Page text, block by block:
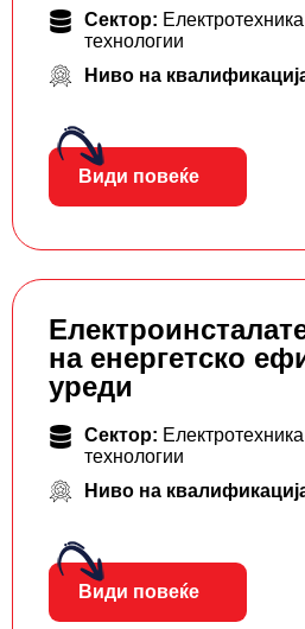
Сектор:
технологии
Ниво на
Види повеќе
на енергетско
уреди
Сектор:
технологии
Ниво на
Види повеќе